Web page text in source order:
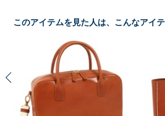
このアイテムを見た人は、こんなアイ